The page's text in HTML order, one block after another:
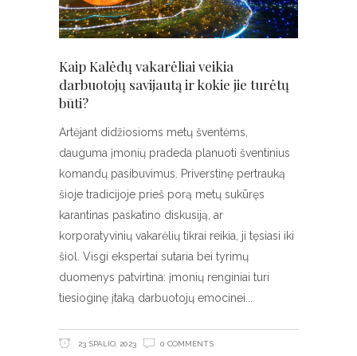
Kaip Kalėdų vakarėliai veikia
darbuotojų savijautą ir kokie jie turėtų
būti?
Artėjant didžiosioms metų šventėms,
dauguma įmonių pradeda planuoti šventinius
komandų pasibuvimus. Priverstinę pertrauką
šioje tradicijoje prieš porą metų sukūręs
karantinas paskatino diskusiją, ar
korporatyvinių vakarėlių tikrai reikia, ji tęsiasi iki
šiol. Visgi ekspertai sutaria bei tyrimų
duomenys patvirtina: įmonių renginiai turi
tiesioginę įtaką darbuotojų emocinei
23 SPALIO, 2023 0 COMMENTS